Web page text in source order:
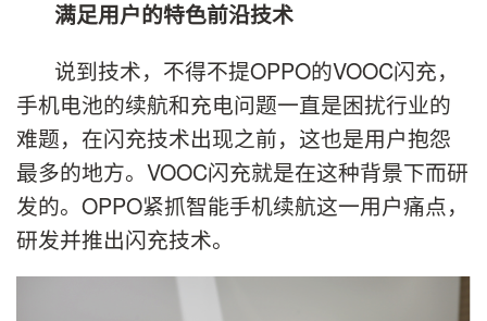
满足用户的特色前沿技术
说到技术，不得不提OPPO的VOOC闪充，
手机电池的续航和充电问题一直是困扰行业的
难题，在闪充技术出现之前，这也是用户抱怨
最多的地方。VOOC闪充就是在这种背景下而研
发的。OPPO紧抓智能手机续航这一用户痛点，
研发并推出闪充技术。